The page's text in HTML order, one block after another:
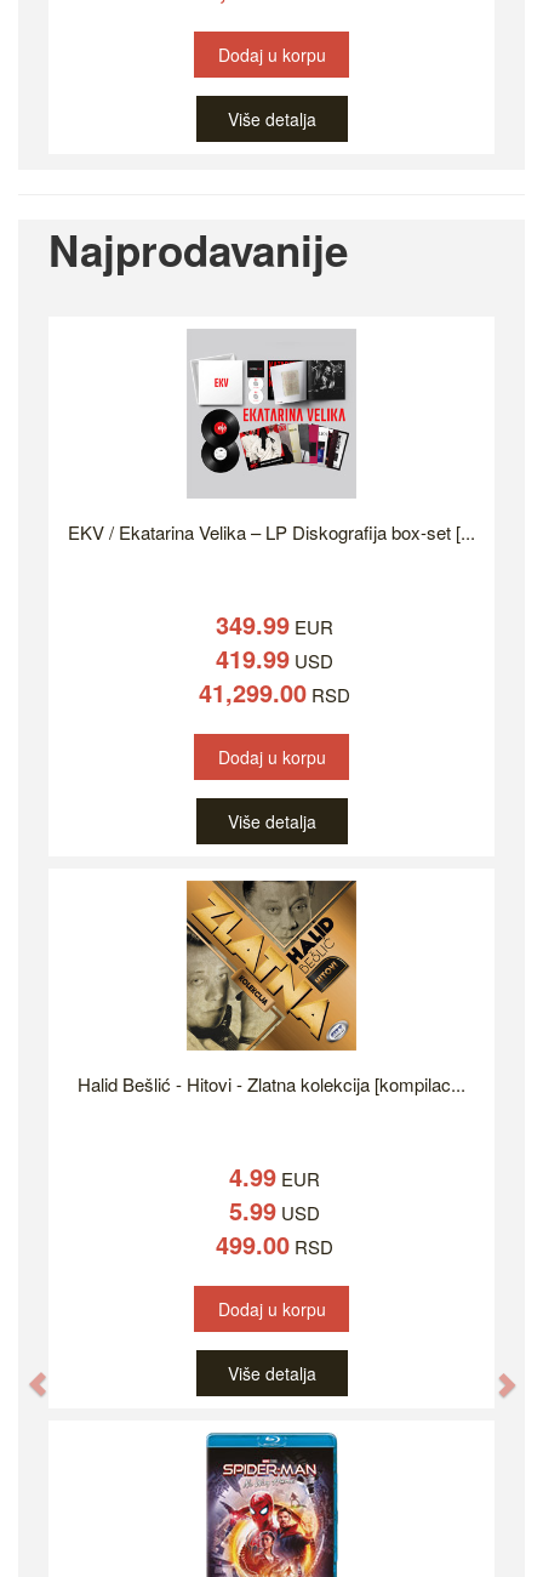
Dodaj u korpu
Više detalja
Najprodavanije
EKV / Ekatarina Velika – LP Diskografija box-set [...
349.99 EUR
419.99 USD
41,299.00 RSD
Dodaj u korpu
Više detalja
Halid Bešlić - Hitovi - Zlatna kolekcija [kompilac...
4.99 EUR
5.99 USD
499.00 RSD
Dodaj u korpu
Više detalja